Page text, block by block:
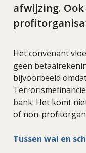
afwijzing.
Het convenant
geen
bijvoorbeeld
bank. Het komt
of non-
Tussen wal en